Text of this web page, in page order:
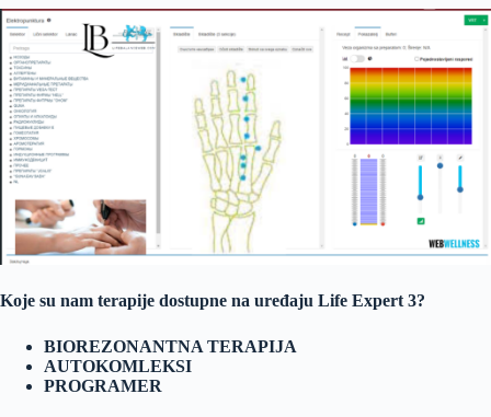
Koje su nam terapije dostupne na uređaju Life Expert 3?
BIOREZONANTNA TERAPIJA
AUTOKOMLEKSI
PROGRAMER